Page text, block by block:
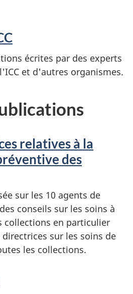
écrites par des experts
et d'autres organismes.
relatives à la
des
sur les 10 agents de
conseils sur les soins à
collections en particulier
sur les soins de
les collections.